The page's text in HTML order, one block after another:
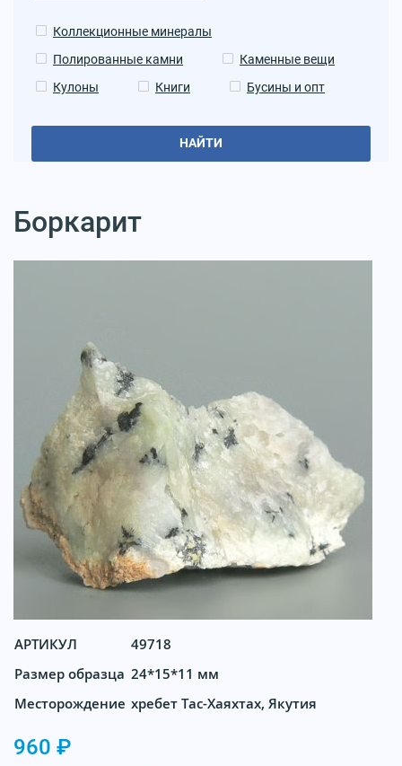
Коллекционные минералы
Полированные камни
Каменные вещи
Кулоны
Книги Бусины и опт
НАЙТИ
Боркарит
АРТИКУЛ
49718
Размер образца 24*15*11 мм
Месторождение хребет Тас-Хаяхтах, Якутия
960 ₽